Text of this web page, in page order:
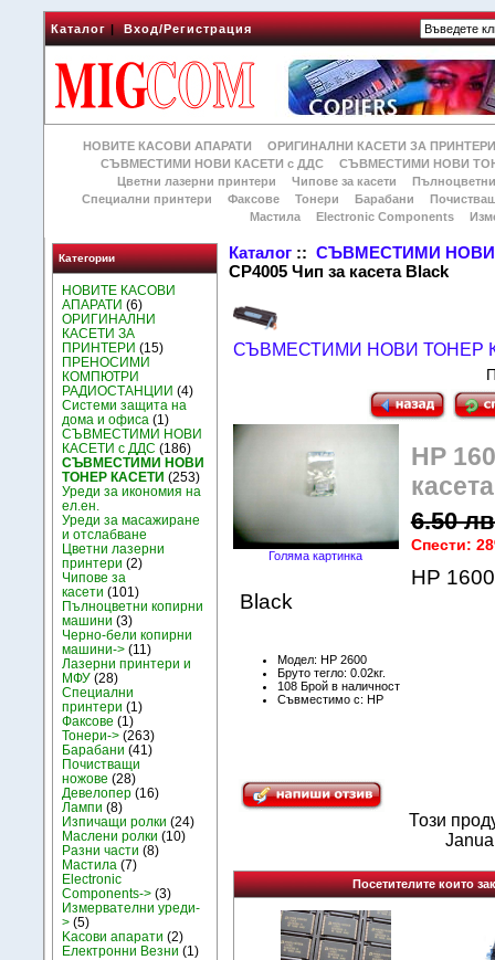
Каталог|Вход/Регистрация
НОВИТЕ КАСОВИ АПАРАТИ
ОРИГИНАЛНИ КАСЕТИ ЗА
СЪВМЕСТИМИ НОВИ КАСЕТИ с ДДС
СЪВМЕСТИМИ НОВИ
Цветни лазерни принтери
Чипове за касети
Специални принтери
Факсове Тонери Барабани
Мастила
Electronic Components
Категории
НОВИТЕ КАСОВИ
АПАРАТИ (6)
ОРИГИНАЛНИ
КАСЕТИ ЗА
ПРИНТЕРИ (15)
ПРЕНОСИМИ
КОМПЮТРИ
РАДИОСТАНЦИИ (4)
Системи защита на
дома и офиса (1)
СЪВМЕСТИМИ НОВИ
КАСЕТИ с ДДС (186)
СЪВМЕСТИМИ НОВИ
ТОНЕР КАСЕТИ (253)
Уреди за икономия на
ел.ен.
Уреди за масажиране
и отслабване
Цветни лазерни
принтери (2)
Чипове за
касети (101)
Пълноцветни копирни
машини (3)
Черно-бели копирни
машини-> (11)
Лазерни принтери и
МФУ (28)
Специални
принтери (1)
Факсове (1)
Тонери-> (263)
Барабани (41)
Почистващи
ножове (28)
Девелопер (16)
Лампи (8)
Изпичащи ролки (24)
Маслени ролки (10)
Разни части (8)
Мастила (7)
Electronic
Components-> (3)
Измервателни уреди-
> (5)
Kасови апарати (2)
Електронни Везни (1)
Каталог ::СЪВМЕСТИМИ НОВИ
CP4005 Чип за касета Black
СЪВМЕСТИМИ НОВИ ТОНЕР
Голяма картинка
HP
6.50
Спести:
HP
Black
Модел: HP 2600
Бруто тегло: 0.02кг.
108 Брой в наличност
Съвместимо с: HP
Този
Посетителите които